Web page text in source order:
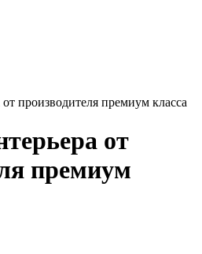
производителя премиум класса
от
премиум